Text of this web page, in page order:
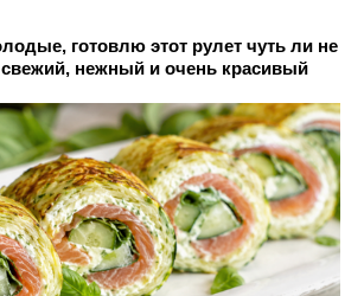
готовлю этот рулет чуть ли не
нежный и очень красивый